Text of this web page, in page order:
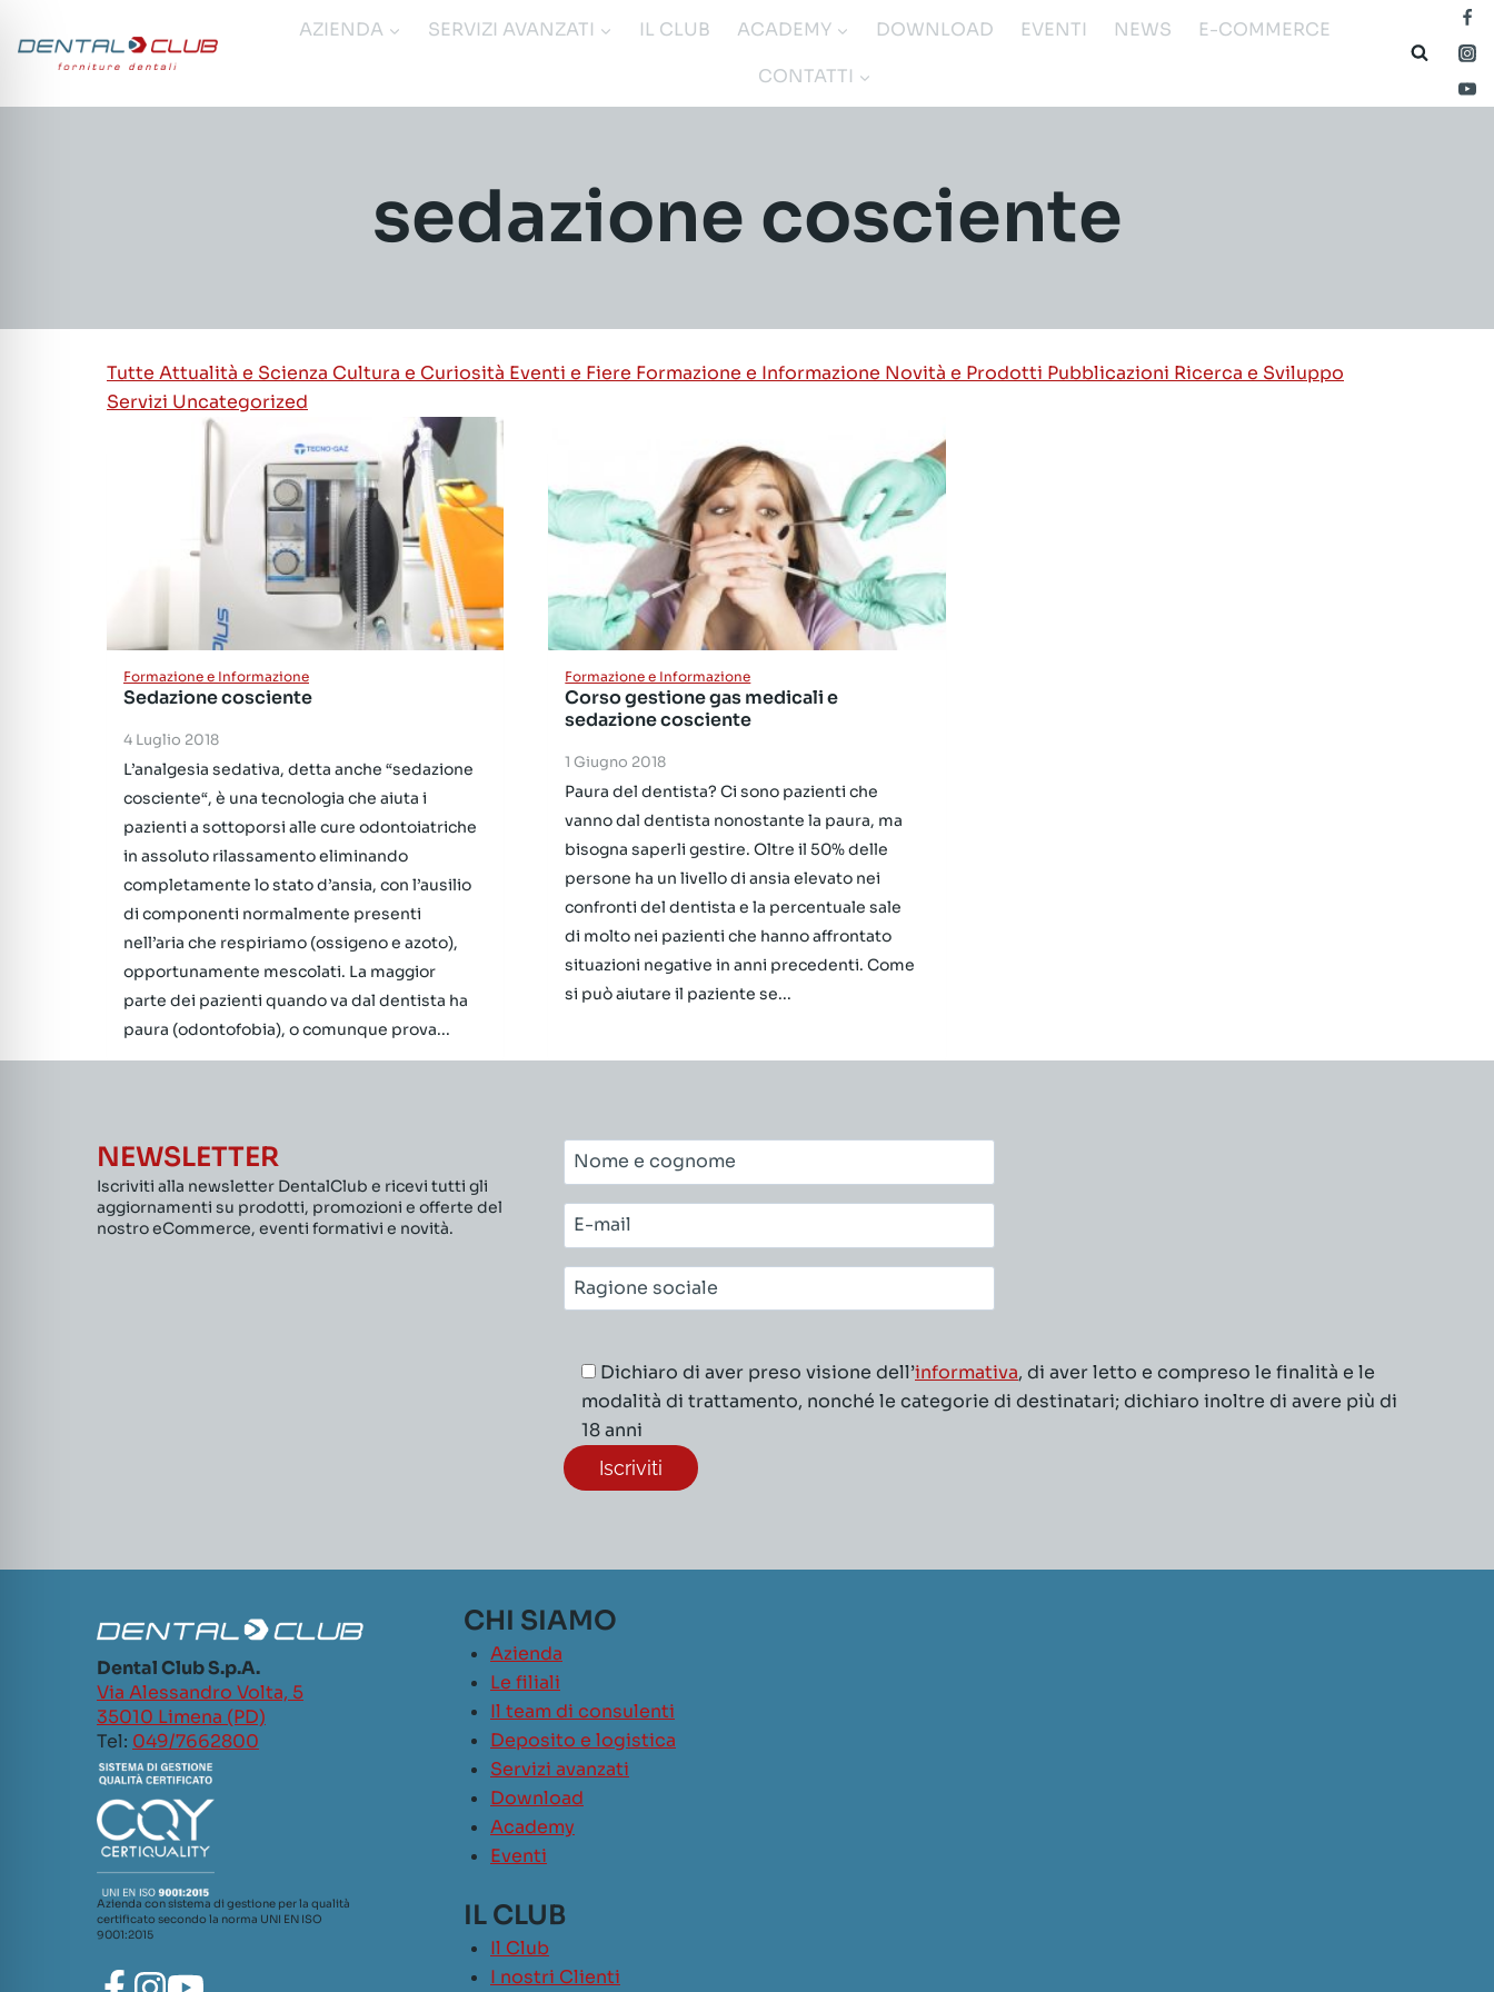
contenuto
AZIENDA SERVIZI AVANZATI IL CLUB ACADEMY DOWNLOAD EVENTI NEWS
E-COMMERCE
CONTATTI
sedazione cosciente
Tutte Attualità e Scienza Cultura e Curiosità Eventi e Fiere Formazione e Informazione Novità e Prodotti Pubblicazioni Ricerca e Sviluppo
Servizi Uncategorized
Formazione e Informazione
Sedazione cosciente
4 Luglio 2018
L’analgesia sedativa, detta anche “sedazione
cosciente“, è una tecnologia che aiuta i
pazienti a sottoporsi alle cure odontoiatriche
in assoluto rilassamento eliminando
completamente lo stato d’ansia, con l’ausilio
di componenti normalmente presenti
nell’aria che respiriamo (ossigeno e azoto),
opportunamente mescolati. La maggior
parte dei pazienti quando va dal dentista ha
paura (odontofobia), o comunque prova...
Formazione e Informazione
Corso gestione gas medicali e
sedazione cosciente
1 Giugno 2018
Paura del dentista? Ci sono pazienti che
vanno dal dentista nonostante la paura, ma
bisogna saperli gestire. Oltre il 50% delle
persone ha un livello di ansia elevato nei
confronti del dentista e la percentuale sale
di molto nei pazienti che hanno affrontato
situazioni negative in anni precedenti. Come
si può aiutare il paziente se...
NEWSLETTER
Iscriviti alla newsletter DentalClub e ricevi tutti gli
aggiornamenti su prodotti, promozioni e offerte del
nostro eCommerce, eventi formativi e novità.
Nome
e
cognome*
E-
mail*
Ragione
sociale*
Dichiaro di aver preso visione dell’informativa, di aver letto e compreso le finalità e le
modalità di trattamento, nonché le categorie di destinatari; dichiaro inoltre di avere più di
18 anni
Dental Club S.p.A.
Via Alessandro Volta, 5
35010 Limena (PD)
Tel: 049/7662800
Azienda con sistema di gestione per la qualità
certificato secondo la norma UNI EN ISO
9001:2015
CHI SIAMO
Azienda
Le filiali
Il team di consulenti
Deposito e logistica
Servizi avanzati
Download
Academy
Eventi
IL CLUB
Il Club
I nostri Clienti